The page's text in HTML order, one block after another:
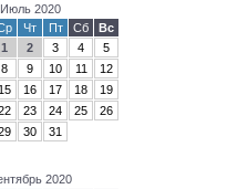
Июль 2020
Чт Пт Сб
Вс
1
2 3 4
5
8
9 10 11
12
16 17 18
19
23 24 25
26
30 31
2020